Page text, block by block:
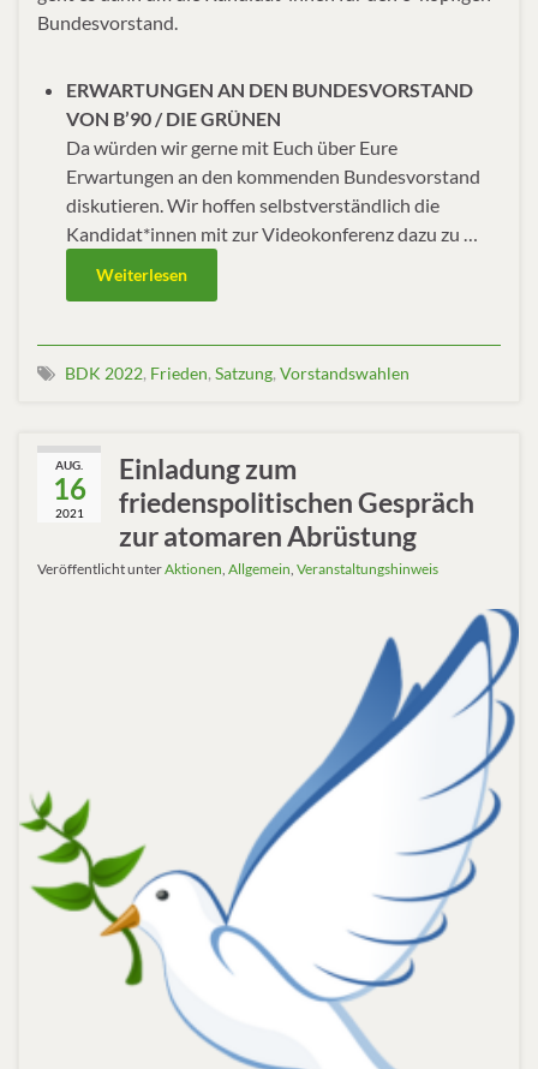
Bundesvorstand.
ERWARTUNGEN AN DEN BUNDESVORSTAND
VON B’90 / DIE GRÜNEN
Da würden wir gerne mit Euch über Eure
Erwartungen an den kommenden Bundesvorstand
diskutieren. Wir hoffen selbstverständlich die
Kandidat*innen mit zur Videokonferenz dazu zu …
Weiterlesen
BDK 2022, Frieden, Satzung, Vorstandswahlen
AUG.
16
2021
Einladung zum
friedenspolitischen Gespräch
zur atomaren Abrüstung
Veröffentlicht unterAktionen, Allgemein, Veranstaltungshinweis